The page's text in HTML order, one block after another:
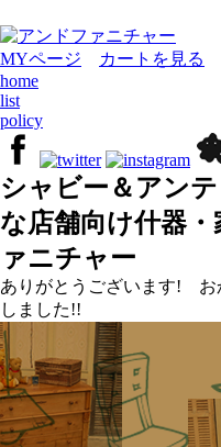
MYページ
カートを見る
home
list
policy
シャビー＆アン
な店舗向け什器
ァニチャー
ありがとうございます! お
しました!!